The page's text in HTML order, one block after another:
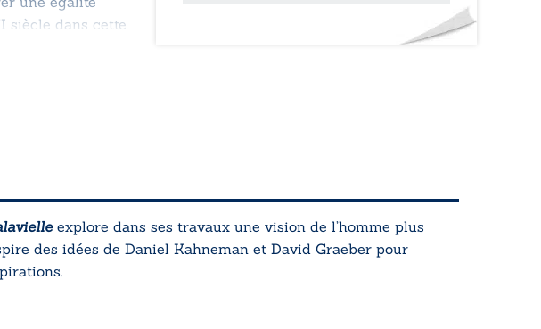
siècle dans cette
explore dans ses travaux une vision de l’homme plus
des idées de Daniel Kahneman et David Graeber pour